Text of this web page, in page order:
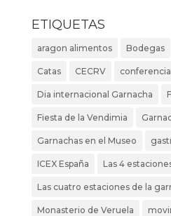
ETIQUETAS
aragon alimentos Bodegas
Catas CECRV
Dia internacional Garnacha
Fiesta de la Vendimia
Garnachas en el Museo
ICEX España Las 4
Las cuatro estaciones de la
Monasterio de Veruela